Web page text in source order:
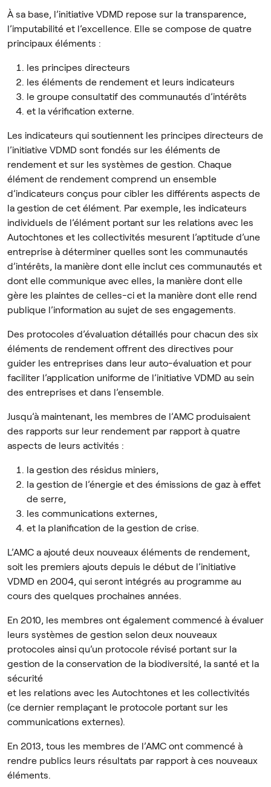
À sa base, l’initiative VDMD repose sur la transparence,
l’imputabilité et l’excellence. Elle se compose de quatre
principaux éléments :
les principes directeurs
les éléments de rendement et leurs indicateurs
le groupe consultatif des communautés d’intérêts
et la vérification externe.
Les indicateurs qui soutiennent les principes directeurs de
l’initiative VDMD sont fondés sur les éléments de
rendement et sur les systèmes de gestion. Chaque
élément de rendement comprend un ensemble
d’indicateurs conçus pour cibler les différents aspects de
la gestion de cet élément. Par exemple, les indicateurs
individuels de l’élément portant sur les relations avec les
Autochtones et les collectivités mesurent l’aptitude d’une
entreprise à déterminer quelles sont les communautés
d’intérêts, la manière dont elle inclut ces communautés et
dont elle communique avec elles, la manière dont elle
gère les plaintes de celles-ci et la manière dont elle rend
publique l’information au sujet de ses engagements.
Des protocoles d’évaluation détaillés pour chacun des six
éléments de rendement offrent des directives pour
guider les entreprises dans leur auto-évaluation et pour
faciliter l’application uniforme de l’initiative VDMD au sein
des entreprises et dans l’ensemble.
Jusqu’à maintenant, les membres de l’AMC produisaient
des rapports sur leur rendement par rapport à quatre
aspects de leurs activités :
la gestion des résidus miniers,
la gestion de l’énergie et des émissions de gaz à effet
de serre,
les communications externes,
et la planification de la gestion de crise.
L’AMC a ajouté deux nouveaux éléments de rendement,
soit les premiers ajouts depuis le début de l’initiative
VDMD en 2004, qui seront intégrés au programme au
cours des quelques prochaines années.
En 2010, les membres ont également commencé à évaluer
leurs systèmes de gestion selon deux nouveaux
protocoles ainsi qu’un protocole révisé portant sur la
gestion de la conservation de la biodiversité, la santé et la
sécurité
et les relations avec les Autochtones et les collectivités
(ce dernier remplaçant le protocole portant sur les
communications externes).
En 2013, tous les membres de l’AMC ont commencé à
rendre publics leurs résultats par rapport à ces nouveaux
éléments.